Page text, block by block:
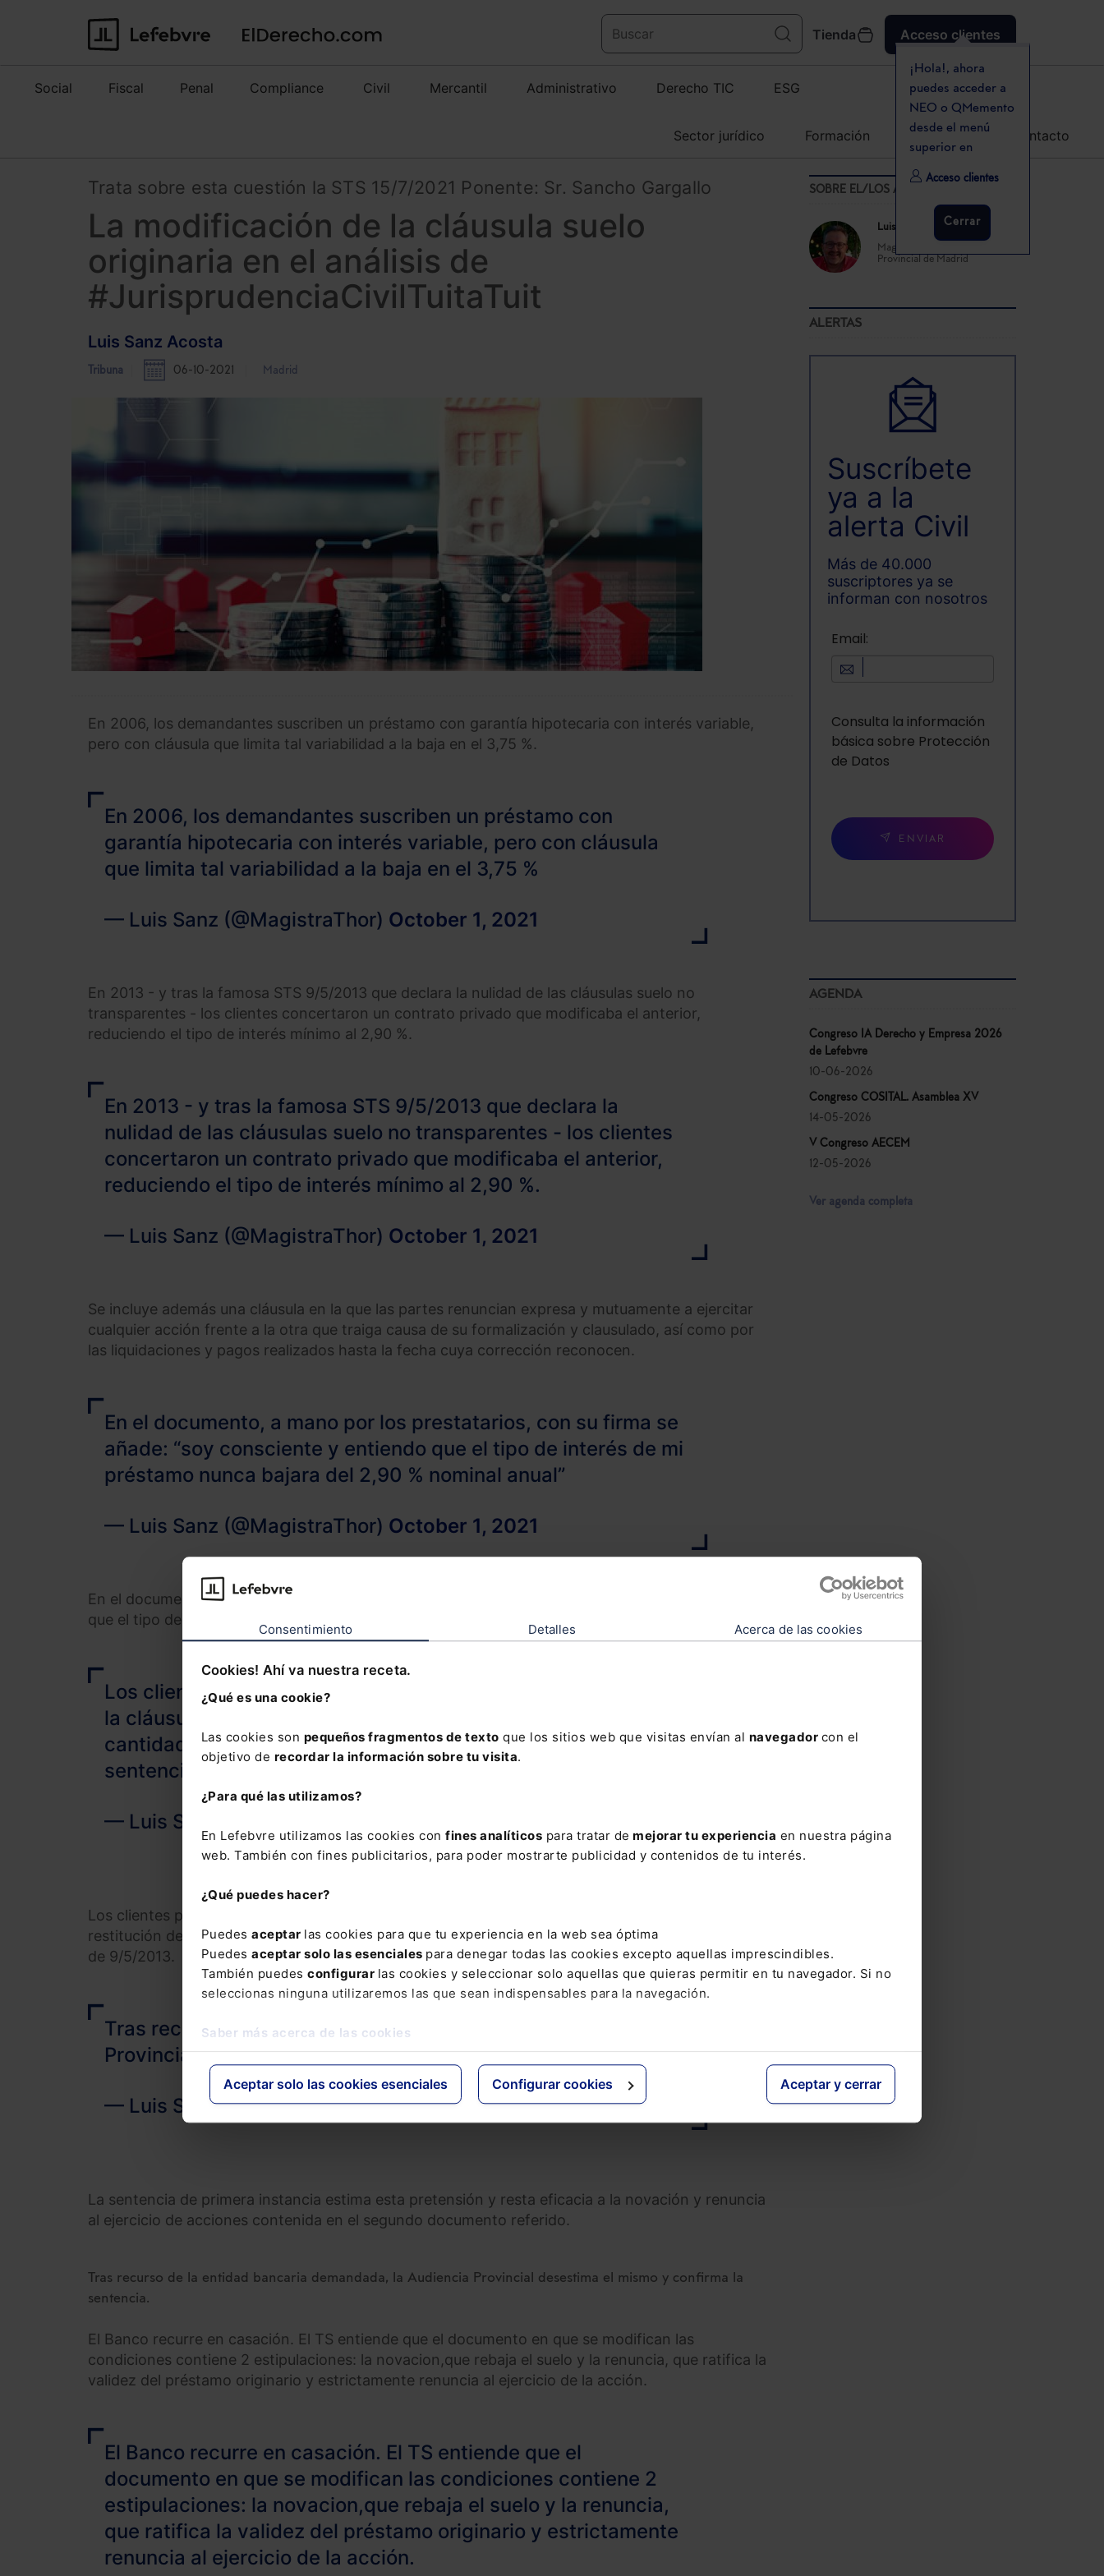
Consentimiento Detalles Acerca de las cookies
Cookies! Ahí va nuestra receta.
¿Qué es una cookie?
Las cookies son pequeños fragmentos de texto que los sitios web que visitas envían al navegador con el
objetivo de recordar la información sobre tu visita.
¿Para qué las utilizamos?
En Lefebvre utilizamos las cookies con fines analíticos para tratar de mejorar tu experiencia en nuestra página
web. También con fines publicitarios, para poder mostrarte publicidad y contenidos de tu interés.
¿Qué puedes hacer?
Puedes aceptar las cookies para que tu experiencia en la web sea óptima
Puedes aceptar solo las esenciales para denegar todas las cookies excepto aquellas imprescindibles.
También puedes configurar las cookies y seleccionar solo aquellas que quieras permitir en tu navegador. Si no
seleccionas ninguna utilizaremos las que sean indispensables para la navegación.
Saber más acerca de las cookies
Aceptar solo las cookies esenciales Configurar cookies Aceptar y cerrar
Tienda Acceso clientes
¡Hola!, ahora
puedes acceder a
NEO o QMemento
desde el menú
superior en
Acceso clientes
Cerrar
Social Fiscal Penal Compliance Civil Mercantil Administrativo Derecho TIC ESG
Sector jurídico Formación Agenda Contacto
Trata sobre esta cuestión la STS 15/7/2021 Ponente: Sr. Sancho Gargallo
La modificación de la cláusula suelo
originaria en el análisis de
#JurisprudenciaCivilTuitaTuit
Luis Sanz Acosta
Tribuna 06-10-2021 Madrid
En 2006, los demandantes suscriben un préstamo con garantía hipotecaria con interés variable,
pero con cláusula que limita tal variabilidad a la baja en el 3,75 %.
En 2006, los demandantes suscriben un préstamo con
garantía hipotecaria con interés variable, pero con cláusula
que limita tal variabilidad a la baja en el 3,75 %
— Luis Sanz (@MagistraThor) October 1, 2021
En 2013 - y tras la famosa STS 9/5/2013 que declara la nulidad de las cláusulas suelo no
transparentes - los clientes concertaron un contrato privado que modificaba el anterior,
reduciendo el tipo de interés mínimo al 2,90 %.
En 2013 - y tras la famosa STS 9/5/2013 que declara la
nulidad de las cláusulas suelo no transparentes - los clientes
concertaron un contrato privado que modificaba el anterior,
reduciendo el tipo de interés mínimo al 2,90 %.
— Luis Sanz (@MagistraThor) October 1, 2021
Se incluye además una cláusula en la que las partes renuncian expresa y mutuamente a ejercitar
cualquier acción frente a la otra que traiga causa de su formalización y clausulado, así como por
las liquidaciones y pagos realizados hasta la fecha cuya corrección reconocen.
En el documento, a mano por los prestatarios, con su firma se
añade: “soy consciente y entiendo que el tipo de interés de mi
préstamo nunca bajara del 2,90 % nominal anual”
— Luis Sanz (@MagistraThor) October 1, 2021
En el documento, a mano por los prestatarios, con su firma se añade: “soy consciente y entiendo
que el tipo de interés de mi préstamo nunca bajara del 2,90 % nominal anual”
Los clientes presentan demanda en la que piden la nulidad de
la cláusula suelo originaria y la restitución de todas las
cantidades indebidamente cobradas en su aplicación desde la
sentencia de 9/5/2013.
— Luis Sanz (@MagistraThor)
Los clientes presentan demanda en la que piden la nulidad de la cláusula suelo originaria y la
restitución de todas las cantidades indebidamente cobradas en su aplicación desde la sentencia
de 9/5/2013.
Tras recurso de la entidad bancaria demandada, la Audiencia
Provincial desestima el mismo y confirma la sentencia.
— Luis Sanz (@MagistraThor)October 1, 2021
La sentencia de primera instancia estima esta pretensión y resta eficacia a la novación y renuncia
al ejercicio de acciones contenida en el segundo documento referido.
Tras recurso de la entidad bancaria demandada, la Audiencia Provincial desestima el mismo y confirma la
sentencia.
El Banco recurre en casación. El TS entiende que el documento en que se modifican las
condiciones contiene 2 estipulaciones: la novacion,que rebaja el suelo y la renuncia, que ratifica la
validez del préstamo originario y estrictamente renuncia al ejercicio de la acción.
El Banco recurre en casación. El TS entiende que el
documento en que se modifican las condiciones contiene 2
estipulaciones: la novacion,que rebaja el suelo y la renuncia,
que ratifica la validez del préstamo originario y estrictamente
renuncia al ejercicio de la acción.
SOBRE EL/LOS AUTOR(ES)
Luis Sanz Acosta
Magistrado de la Audiencia
Provincial de Madrid
ALERTAS
Suscríbete
ya a la
alerta Civil
Más de 40.000
suscriptores ya se
informan con nosotros
Email:
Consulta la información
básica sobre Protección
de Datos
ENVIAR
AGENDA
Congreso IA Derecho y Empresa 2026
de Lefebvre
10-06-2026
Congreso COSITAL. Asamblea XV
14-05-2026
V Congreso AECEM
12-05-2026
Ver agenda completa